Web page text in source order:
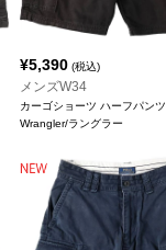
¥5,390 (税込)
メンズW34
カーゴショーツ ハーフパンツ
Wrangler/ラングラー